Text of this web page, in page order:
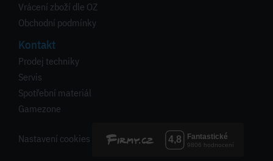
Vrácení zboží dle OZ
Obchodní podmínky
Kontakt
Prodej techniky
Servis
Spotřební materiál
Gamezone
Nastavení cookies